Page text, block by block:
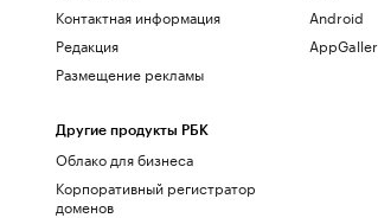
Контактная информация
Редакция
Размещение рекламы
Другие продукты РБК
Облако для бизнеса
Корпоративный регистратор
доменов
Android